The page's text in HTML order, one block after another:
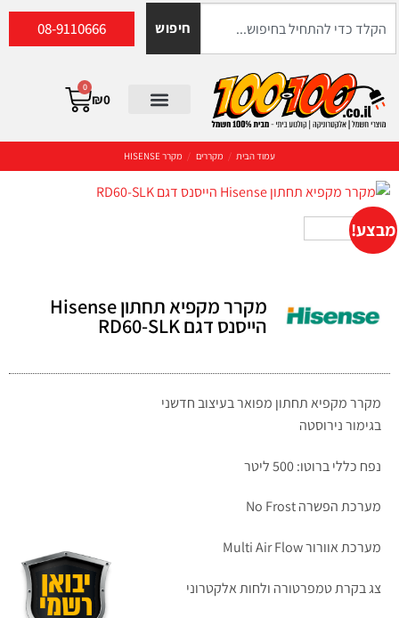
חיפוש 08-9110666
₪0
0
עמוד הבית / מקררים / מקרר HISENSE
מבצע!
מקרר מקפיא תחתון Hisense
הייסנס דגם RD60-SLK
מקרר מקפיא תחתון מפואר בעיצוב חדשני
בגימור נירוסטה
נפח כללי ברוטו: 500 ליטר
מערכת הפשרה No Frost
מערכת אוורור Multi Air Flow
צג בקרת טמפרטורה ולחות אלקטרוני